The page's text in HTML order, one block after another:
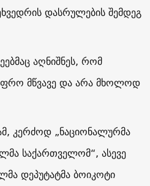
დასრულების შემდეგ
აღნიშნეს, რომ
მწვავე და არა მხოლოდ
კერძოდ „ნაციონალურმა
საქართველომ“, ასევე
დეპუტატმა ბოიკოტი